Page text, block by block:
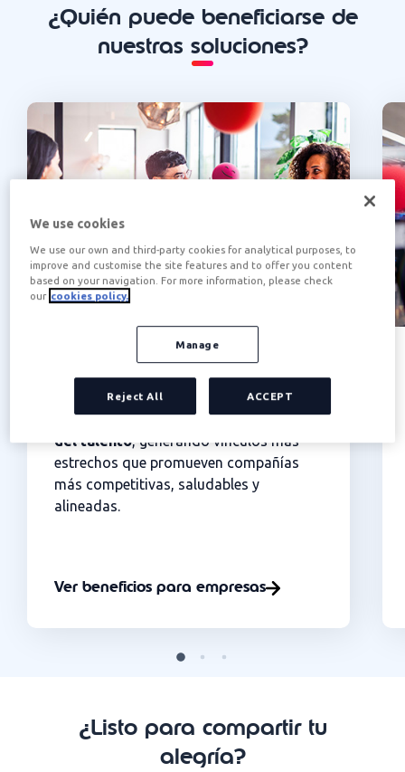
¿Quién puede beneficiarse de
nuestras soluciones?
Edenred para empresas
Somos tu aliado estratégico para
fomentar lafidelización y motivación
del talento, generando vínculos más
estrechos que promueven compañías
más competitivas, saludables y
alineadas.
Ver beneficios para empresas
¿Listo para compartir tu
alegría?
We use cookies
We use our own and third-party cookies for analytical purposes, to
improve and customise the site features and to offer you content
based on your navigation. For more information, please check
our cookies policy.
Manage
Reject All ACCEPT